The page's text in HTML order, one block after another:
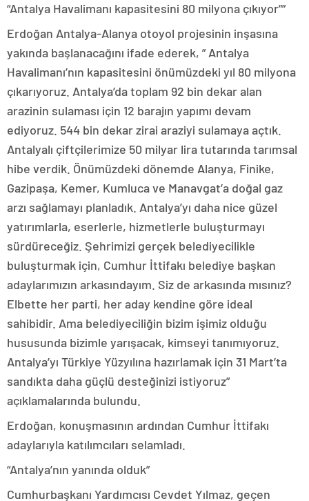
“Antalya Havalimanı kapasitesini 80 milyona çıkıyor””
Erdoğan Antalya-Alanya otoyol projesinin inşasına
yakında başlanacağını ifade ederek, ” Antalya
Havalimanı’nın kapasitesini önümüzdeki yıl 80 milyona
çıkarıyoruz. Antalya’da toplam 92 bin dekar alan
arazinin sulaması için 12 barajın yapımı devam
ediyoruz. 544 bin dekar zirai araziyi sulamaya açtık.
Antalyalı çiftçilerimize 50 milyar lira tutarında tarımsal
hibe verdik. Önümüzdeki dönemde Alanya, Finike,
Gazipaşa, Kemer, Kumluca ve Manavgat’a doğal gaz
arzı sağlamayı planladık. Antalya’yı daha nice güzel
yatırımlarla, eserlerle, hizmetlerle buluşturmayı
sürdüreceğiz. Şehrimizi gerçek belediyecilikle
buluşturmak için, Cumhur İttifakı belediye başkan
adaylarımızın arkasındayım. Siz de arkasında mısınız?
Elbette her parti, her aday kendine göre ideal
sahibidir. Ama belediyeciliğin bizim işimiz olduğu
hususunda bizimle yarışacak, kimseyi tanımıyoruz.
Antalya’yı Türkiye Yüzyılına hazırlamak için 31 Mart’ta
sandıkta daha güçlü desteğinizi istiyoruz”
açıklamalarında bulundu.
Erdoğan, konuşmasının ardından Cumhur İttifakı
adaylarıyla katılımcıları selamladı.
“Antalya’nın yanında olduk”
Cumhurbaşkanı Yardımcısı Cevdet Yılmaz, geçen